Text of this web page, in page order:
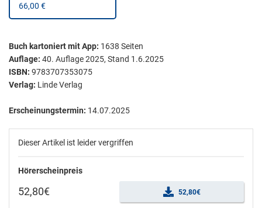
66,00 €
Buch kartoniertmit App: 1638 Seiten
Auflage: 40. Auflage 2025, Stand 1.6.2025
ISBN: 9783707353075
Verlag: Linde Verlag
Erscheinungstermin: 14.07.2025
Dieser Artikel ist leider vergriffen
Hörerscheinpreis
52,80€ 52,80€